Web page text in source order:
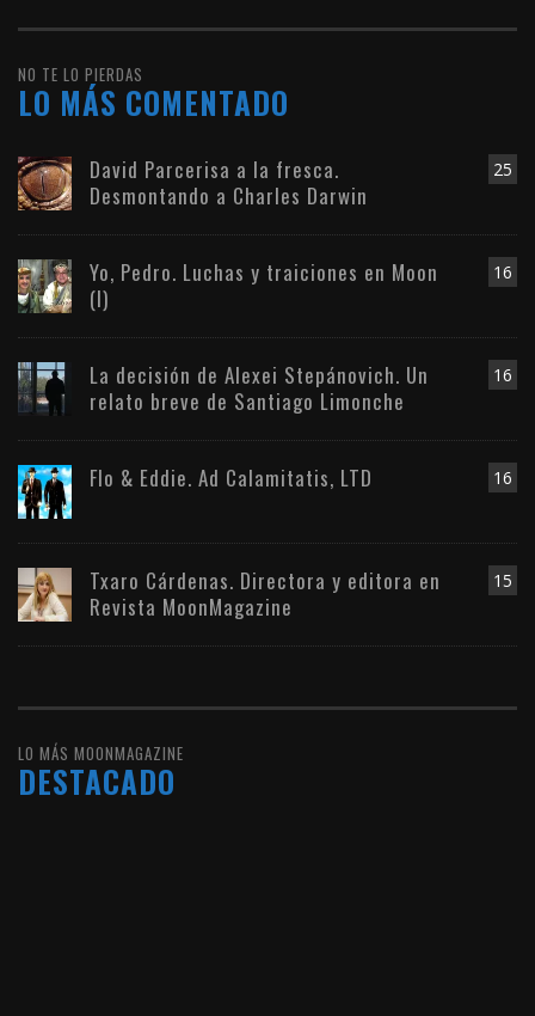
NO TE LO PIERDAS
LO MÁS COMENTADO
25
David Parcerisa a la fresca.
Desmontando a Charles Darwin
16
Yo, Pedro. Luchas y traiciones en Moon
(I)
16
La decisión de Alexei Stepánovich. Un
relato breve de Santiago Limonche
16
Flo & Eddie. Ad Calamitatis, LTD
15
Txaro Cárdenas. Directora y editora en
Revista MoonMagazine
LO MÁS MOONMAGAZINE
DESTACADO